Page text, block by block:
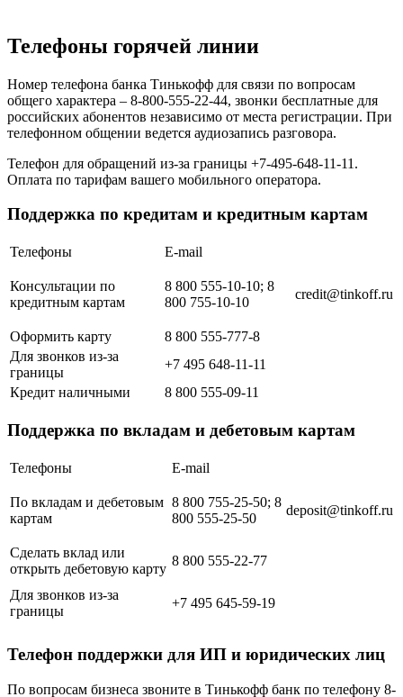
Телефоны горячей линии
Номер телефона банка Тинькофф для связи по вопросам
общего характера – 8-800-555-22-44, звонки бесплатные для
российских абонентов независимо от места регистрации. При
телефонном общении ведется аудиозапись разговора.
Телефон для обращений из-за границы +7-495-648-11-11.
Оплата по тарифам вашего мобильного оператора.
Поддержка по кредитам и кредитным картам
Телефоны E-mail
Консультации по
кредитным картам
8 800 555-10-10; 8
800 755-10-10
credit@tinkoff.ru
Оформить карту
8 800 555-777-8
Для звонков из-за
границы
+7 495 648-11-11
Кредит наличными
8 800 555-09-11
Поддержка по вкладам и дебетовым картам
Телефоны E-mail
По вкладам и дебетовым
картам
8 800 755-25-50; 8
800 555-25-50
deposit@tinkoff.ru
Сделать вклад или
открыть дебетовую карту
8 800 555-22-77
Для звонков из-за
границы
+7 495 645-59-19
Телефон поддержки для ИП и юридических лиц
По вопросам бизнеса звоните в Тинькофф банк по телефону 8-